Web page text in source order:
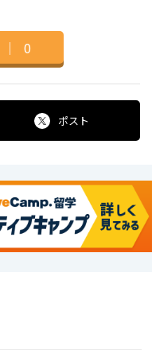
｜ 0
ポスト